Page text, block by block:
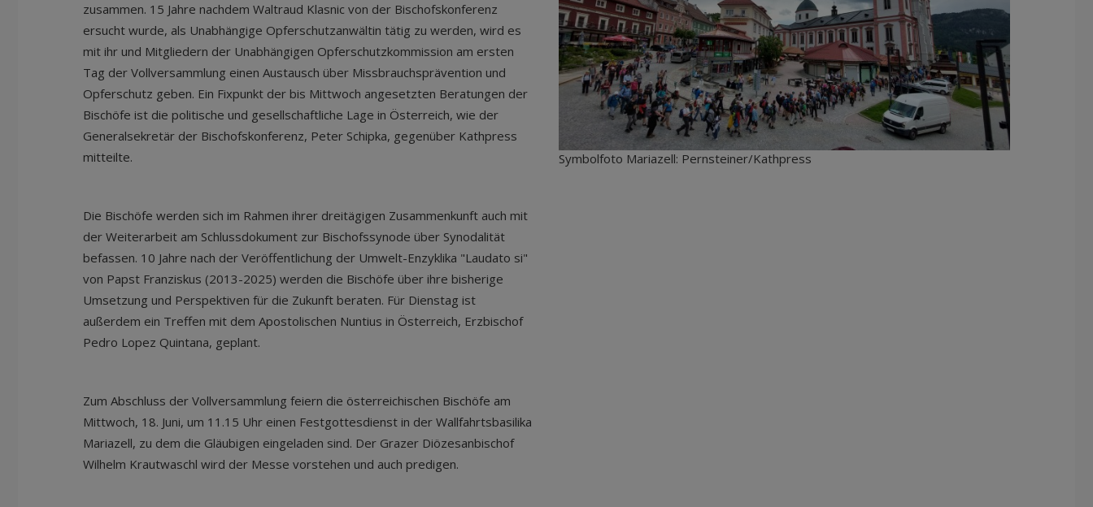
zusammen. 15 Jahre nachdem Waltraud Klasnic von der Bischofskonferenz
ersucht wurde, als Unabhängige Opferschutzanwältin tätig zu werden, wird es
mit ihr und Mitgliedern der Unabhängigen Opferschutzkommission am ersten
Tag der Vollversammlung einen Austausch über Missbrauchsprävention und
Opferschutz geben. Ein Fixpunkt der bis Mittwoch angesetzten Beratungen der
Bischöfe ist die politische und gesellschaftliche Lage in Österreich, wie der
Generalsekretär der Bischofskonferenz, Peter Schipka, gegenüber Kathpress
mitteilte.
Die Bischöfe werden sich im Rahmen ihrer dreitägigen Zusammenkunft auch mit
der Weiterarbeit am Schlussdokument zur Bischofssynode über Synodalität
befassen. 10 Jahre nach der Veröffentlichung der Umwelt-Enzyklika "Laudato si"
von Papst Franziskus (2013-2025) werden die Bischöfe über ihre bisherige
Umsetzung und Perspektiven für die Zukunft beraten. Für Dienstag ist
außerdem ein Treffen mit dem Apostolischen Nuntius in Österreich, Erzbischof
Pedro Lopez Quintana, geplant.
Zum Abschluss der Vollversammlung feiern die österreichischen Bischöfe am
Mittwoch, 18. Juni, um 11.15 Uhr einen Festgottesdienst in der Wallfahrtsbasilika
Mariazell, zu dem die Gläubigen eingeladen sind. Der Grazer Diözesanbischof
Wilhelm Krautwaschl wird der Messe vorstehen und auch predigen.
Symbolfoto Mariazell: Pernsteiner/Kathpress